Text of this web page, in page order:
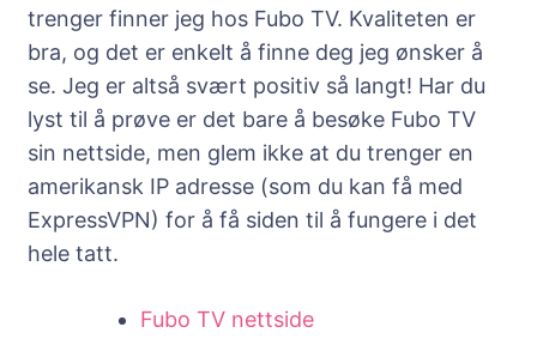
trenger finner jeg hos Fubo TV. Kvaliteten er
bra, og det er enkelt å finne deg jeg ønsker å
se. Jeg er altså svært positiv så langt! Har du
lyst til å prøve er det bare å besøke Fubo TV
sin nettside, men glem ikke at du trenger en
amerikansk IP adresse (som du kan få med
ExpressVPN) for å få siden til å fungere i det
hele tatt.
Fubo TV nettside